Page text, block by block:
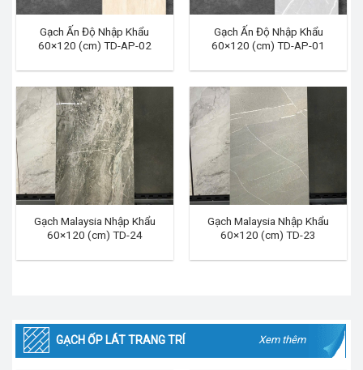
Gạch Ấn Độ Nhập Khẩu
60×120 (cm) TD-AP-02
Gạch Ấn Độ Nhập Khẩu
60×120 (cm) TD-AP-01
Gạch Malaysia Nhập Khẩu
60×120 (cm) TD-24
Gạch Malaysia Nhập Khẩu
60×120 (cm) TD-23
GẠCH ỐP LÁT TRANG TRÍ Xem thêm